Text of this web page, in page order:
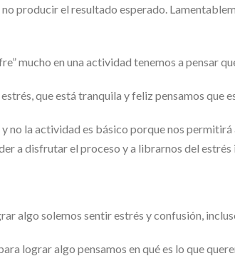
producir el resultado esperado.
mucho en una actividad tenemos a pensar
que está tranquila y feliz pensamos
no la actividad es básico porque nos
a disfrutar el proceso y a librarnos del estrés
algo solemos sentir estrés y confusión,
lograr algo pensamos en qué es lo que